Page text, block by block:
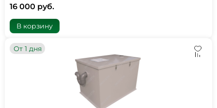
16 000 руб.
В корзину
От 1 дня